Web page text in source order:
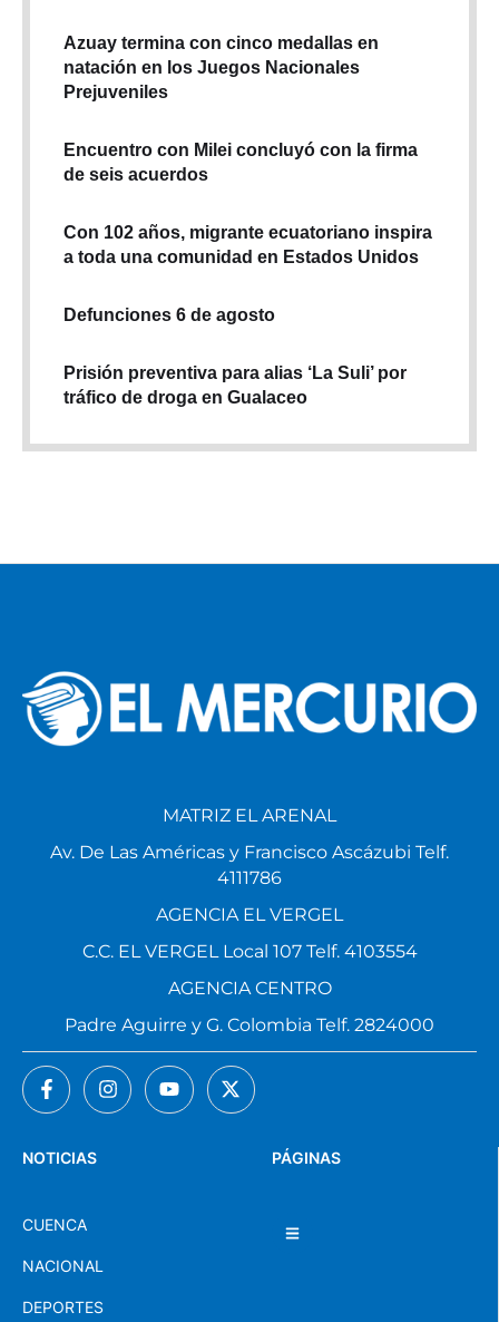
Azuay termina con cinco medallas en
natación en los Juegos Nacionales
Prejuveniles
Encuentro con Milei concluyó con la firma
de seis acuerdos
Con 102 años, migrante ecuatoriano inspira
a toda una comunidad en Estados Unidos
Defunciones 6 de agosto
Prisión preventiva para alias ‘La Suli’ por
tráfico de droga en Gualaceo
PÁGINAS
NOTICIAS
CUENCA
NACIONAL
DEPORTES
MATRIZ EL ARENAL
Av. De Las Américas y Francisco Ascázubi Telf.
4111786
AGENCIA EL VERGEL
C.C. EL VERGEL Local 107 Telf. 4103554
AGENCIA CENTRO
Padre Aguirre y G. Colombia Telf. 2824000